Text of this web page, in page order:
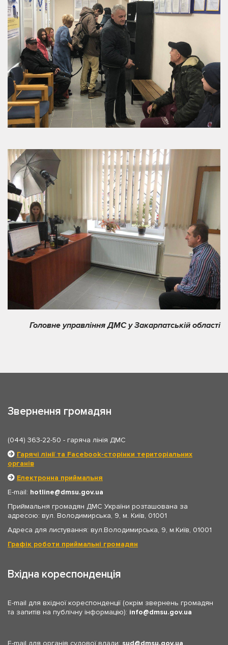
Головне управління ДМС у Закарпатській області
Звернення громадян
(044) 363-22-50 - гаряча лінія ДМС
Гарячі лінії та Facebook-сторінки територіальних
органів
Електронна приймальня
E-mail: hotline
dmsu.gov.ua
Приймальня громадян ДМС України розташована за
адресою: вул. Володимирська, 9, м. Київ, 01001
Адреса для листування: вул.Володимирська, 9, м.Київ, 01001
Графік роботи приймальні громадян
Вхідна кореспонденція
E-mail для вхідної кореспонденції (окрім звернень громадян
та запитів на публічну інформацію): info dmsu.gov.ua
E-mail для органів судової влади: sud dmsu.gov.ua